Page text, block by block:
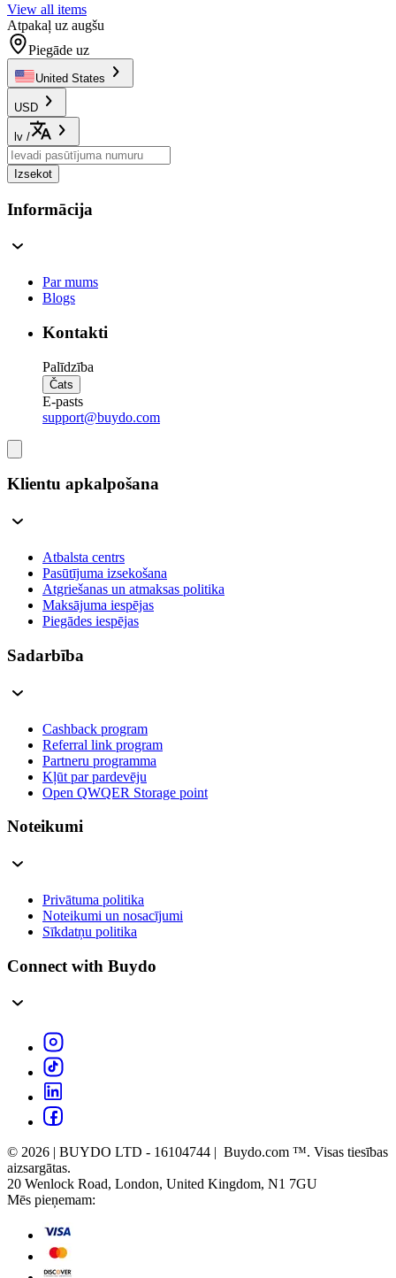
View all items
Atpakaļ uz augšu
Piegāde uz
United States
USD
lv /
Izsekot
Informācija
Par mums
Blogs
Kontakti
Palīdzība
Čats
E-pasts
support@buydo.com
Klientu apkalpošana
Atbalsta centrs
Pasūtījuma izsekošana
Atgriešanas un atmaksas politika
Maksājuma iespējas
Piegādes iespējas
Sadarbība
Cashback program
Referral link program
Partneru programma
Kļūt par pardevēju
Open QWQER Storage point
Noteikumi
Privātuma politika
Noteikumi un nosacījumi
Sīkdatņu politika
Connect with Buydo
© 2026 | BUYDO LTD - 16104744 | Buydo.com ™. Visas tiesības
aizsargātas.
20 Wenlock Road, London, United Kingdom, N1 7GU
Mēs pieņemam: